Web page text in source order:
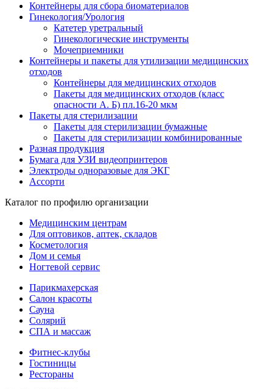
Контейнеры для сбора биоматериалов
Гинекология/Урология
Катетер уретральный
Гинекологические инструменты
Мочеприемники
Контейнеры и пакеты для утилизации медицинских
отходов
Контейнеры для медицинских отходов
Пакеты для медицинских отходов (класс
опасности А. Б) пл.16-20 мкм
Пакеты для стерилизации
Пакеты для стерилизации бумажные
Пакеты для стерилизации комбинированные
Разная продукция
Бумага для УЗИ видеопринтеров
Электроды одноразовые для ЭКГ
Ассорти
Каталог по профилю организации
Медицинским центрам
Для оптовиков, аптек, складов
Косметология
Дом и семья
Ногтевой сервис
Парикмахерская
Салон красоты
Сауна
Солярий
СПА и массаж
Фитнес-клубы
Гостиницы
Рестораны